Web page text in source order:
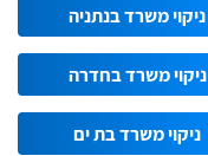
ניקוי משרד בנתניה
ניקוי משרד בחדרה
ניקוי משרד בת ים